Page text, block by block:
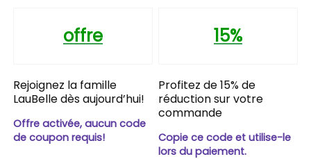
offre
Rejoignez la famille
LauBelle dès aujourd’hui!
Offre activée, aucun code
de coupon requis!
15%
Profitez de 15% de
réduction sur votre
commande
Copie ce code et utilise-le
lors du paiement.